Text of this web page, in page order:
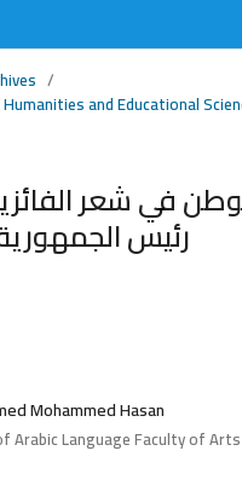
/
and Educational
في شعر
رئيس
Mohammed Hasan
Arabic Language Faculty of